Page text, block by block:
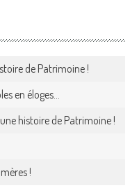
de Patrimoine !
en éloges…
histoire de Patrimoine !
!